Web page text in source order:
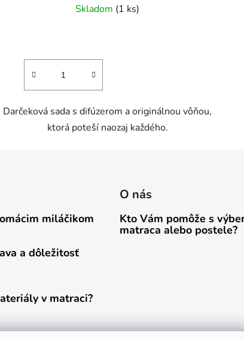
Skladom (1 ks)
Darčeková sada s difúzerom a originálnou vôňou,
ktorá poteší naozaj každého.
miláčikom
a dôležitosť
v matraci?
O nás
Kto Vám pomôže s
matraca alebo postele?